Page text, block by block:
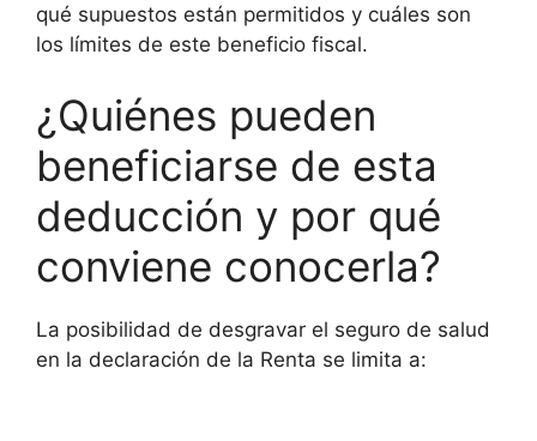
qué supuestos están permitidos y cuáles son
los límites de este beneficio fiscal.
¿Quiénes pueden
beneficiarse de esta
deducción y por qué
conviene conocerla?
La posibilidad de desgravar el seguro de salud
en la declaración de la Renta se limita a: